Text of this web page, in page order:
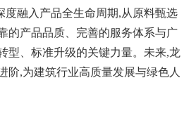
融入产品全生命周期,从原料甄选
的产品品质、完善的服务体系与广
型、标准升级的关键力量。未来,龙
阶,为建筑行业高质量发展与绿色人